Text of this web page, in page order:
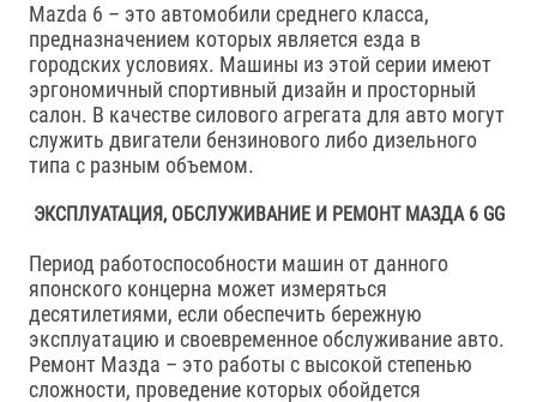
Mazda 6 – это автомобили среднего класса,
предназначением которых является езда в
городских условиях. Машины из этой серии имеют
эргономичный спортивный дизайн и просторный
салон. В качестве силового агрегата для авто могут
служить двигатели бензинового либо дизельного
типа с разным объемом.
ЭКСПЛУАТАЦИЯ, ОБСЛУЖИВАНИЕ И РЕМОНТ МАЗДА 6 GG
Период работоспособности машин от данного
японского концерна может измеряться
десятилетиями, если обеспечить бережную
эксплуатацию и своевременное обслуживание авто.
Ремонт Мазда – это работы с высокой степенью
сложности, проведение которых обойдется